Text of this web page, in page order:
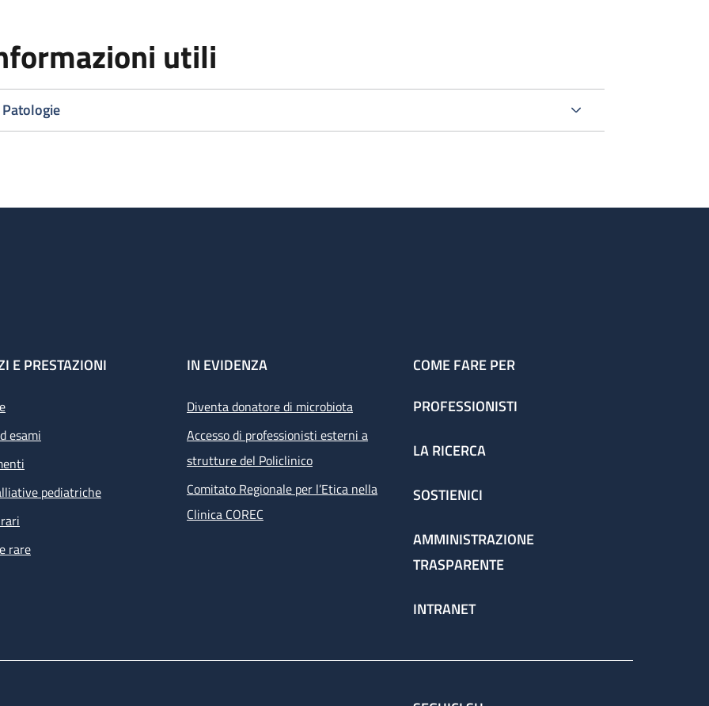
utili
Patologie
E PRESTAZIONI
esami
pediatriche
rare
IN EVIDENZA
Diventa donatore di microbiota
Accesso di professionisti esterni a
strutture del Policlinico
Comitato Regionale per l’Etica nella
Clinica COREC
COME FARE PER
PROFESSIONISTI
LA RICERCA
SOSTIENICI
AMMINISTRAZIONE
TRASPARENTE
INTRANET